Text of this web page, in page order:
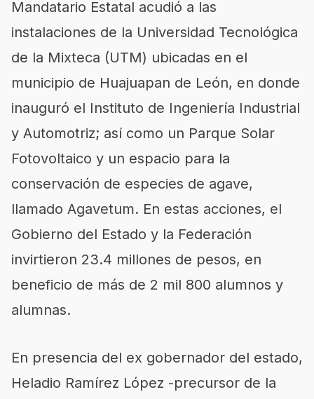
Mandatario Estatal acudió a las
instalaciones de la Universidad Tecnológica
de la Mixteca (UTM) ubicadas en el
municipio de Huajuapan de León, en donde
inauguró el Instituto de Ingeniería Industrial
y Automotriz; así como un Parque Solar
Fotovoltaico y un espacio para la
conservación de especies de agave,
llamado Agavetum. En estas acciones, el
Gobierno del Estado y la Federación
invirtieron 23.4 millones de pesos, en
beneficio de más de 2 mil 800 alumnos y
alumnas.
En presencia del ex gobernador del estado,
Heladio Ramírez López -precursor de la